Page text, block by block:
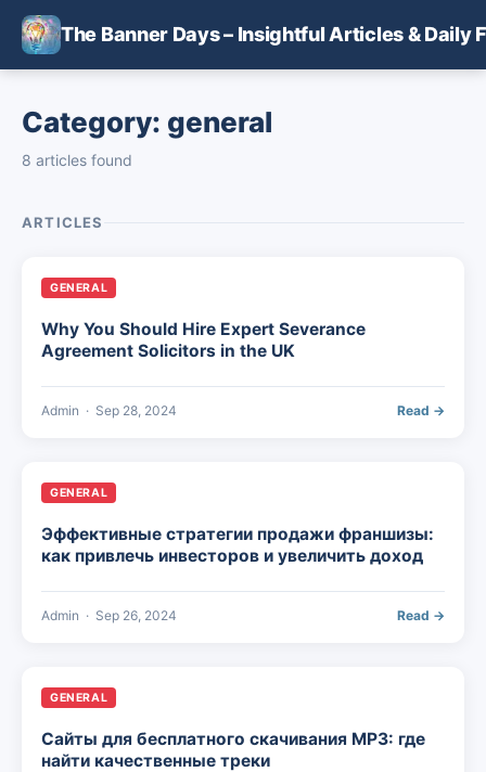
Skip to main content
The Banner Days – Insightful Articles & Daily
Category: general
8 articles found
ARTICLES
GENERAL
Why You Should Hire Expert Severance
Agreement Solicitors in the UK
Admin · Sep 28, 2024 Read →
GENERAL
Эффективные стратегии продажи франшизы:
как привлечь инвесторов и увеличить доход
Admin · Sep 26, 2024 Read →
GENERAL
Сайты для бесплатного скачивания MP3: где
найти качественные треки